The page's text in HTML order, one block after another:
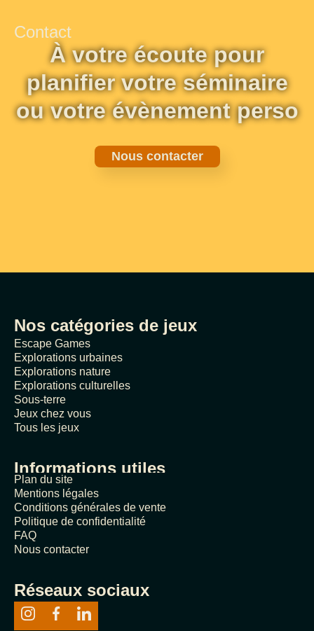
Contact
À votre écoute pour
planifier votre séminaire
ou votre évènement perso
Nous contacter
Nos catégories de jeux
Escape Games
Explorations urbaines
Explorations nature
Explorations culturelles
Sous-terre
Jeux chez vous
Tous les jeux
Informations utiles
Plan du site
Mentions légales
Conditions générales de vente
Politique de confidentialité
FAQ
Nous contacter
Réseaux sociaux